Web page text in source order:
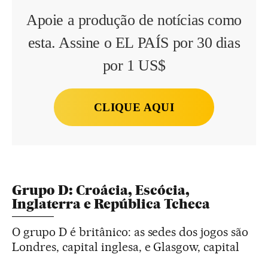
Apoie a produção de notícias como
esta. Assine o EL PAÍS por 30 dias
por 1 US$
CLIQUE AQUI
Grupo D: Croácia, Escócia,
Inglaterra e República Tcheca
O grupo D é britânico: as sedes dos jogos são
Londres, capital inglesa, e Glasgow, capital